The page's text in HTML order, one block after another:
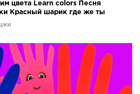
цвета Learn colors Песня
Красный шарик где же ты